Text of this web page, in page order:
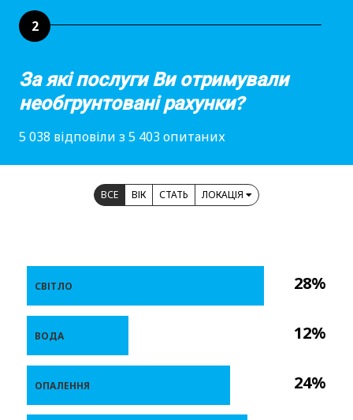
2
За які послуги Ви отримували
необгрунтовані рахунки?
5 038 відповіли з 5 403 опитаних
ВСЕ ВІК СТАТЬ ЛОКАЦІЯ
28%
12%
24%
СВІТЛО
ВОДА
ОПАЛЕННЯ